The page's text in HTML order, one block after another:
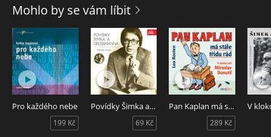
Mohlo by se vám líbit
Pro každého nebe
199 Kč
Povídky Šimka a Grossmanna
69 Kč
Pan Kaplan má stále třídu rád
289 Kč